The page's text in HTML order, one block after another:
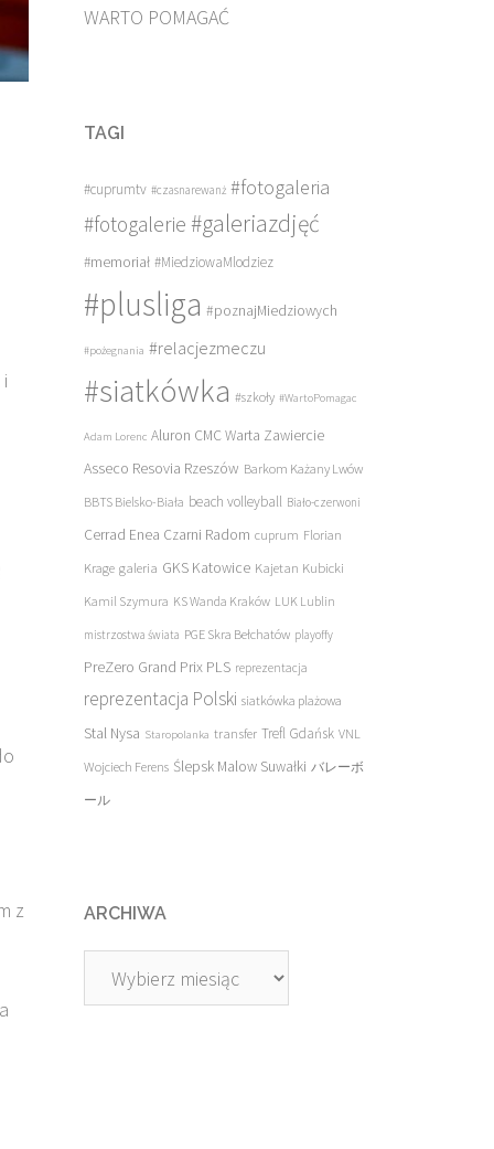
z
WARTO POMAGAĆ
TAGI
#cuprumtv #czasnarewanż #fotogaleria
#fotogalerie #galeriazdjęć
#memoriał #MiedziowaMlodziez
#plusliga #poznajMiedziowych
#pożegnania #relacjezmeczu
#siatkówka #szkoły #WartoPomagac
Adam Lorenc Aluron CMC Warta Zawiercie
Asseco Resovia Rzeszów Barkom Każany Lwów
BBTS Bielsko-Biała beach volleyball Biało-czerwoni
Cerrad Enea Czarni Radom cuprum Florian
Krage galeria GKS Katowice Kajetan Kubicki
Kamil Szymura KS Wanda Kraków LUK Lublin
mistrzostwa świata PGE Skra Bełchatów playoffy
PreZero Grand Prix PLS reprezentacja
reprezentacja Polski siatkówka plażowa
Stal Nysa Staropolanka transfer Trefl Gdańsk VNL
Wojciech Ferens Ślepsk Malow Suwałki バレーボ
ール
ARCHIWA
Archiwa